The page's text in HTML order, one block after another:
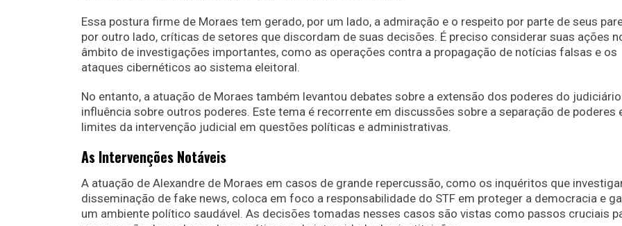
Essa postura firme de Moraes tem gerado, por um lado, a admiração e o respeito por parte de seus
por outro lado, críticas de setores que discordam de suas decisões. É preciso considerar suas ações
âmbito de investigações importantes, como as operações contra a propagação de notícias falsas e os
ataques cibernéticos ao sistema eleitoral.
No entanto, a atuação de Moraes também levantou debates sobre a extensão dos poderes do
influência sobre outros poderes. Este tema é recorrente em discussões sobre a separação de poderes
limites da intervenção judicial em questões políticas e administrativas.
As Intervenções Notáveis
A atuação de Alexandre de Moraes em casos de grande repercussão, como os inquéritos que
disseminação de fake news, coloca em foco a responsabilidade do STF em proteger a democracia e
um ambiente político saudável. As decisões tomadas nesses casos são vistas como passos cruciais